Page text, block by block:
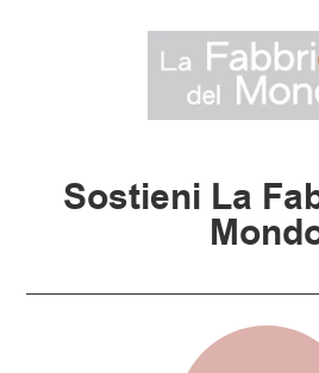
Sostieni La